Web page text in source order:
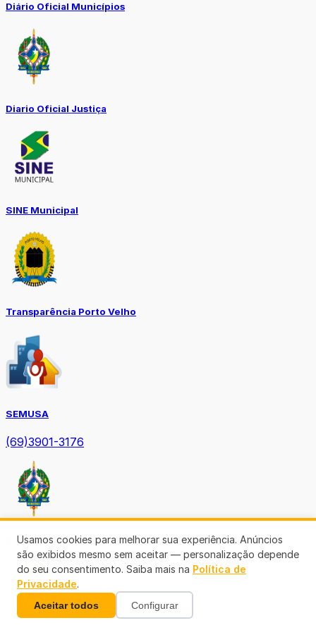
Diário Oficial Municípios
Diario Oficial Justiça
SINE Municipal
Transparência Porto Velho
SEMUSA
(69)3901-3176
Diário Oficial TCE-RO
Usamos cookies para melhorar sua experiência. Anúncios
são exibidos mesmo sem aceitar — personalização depende
do seu consentimento. Saiba mais na Política de
Privacidade.
Aceitar todos Configurar